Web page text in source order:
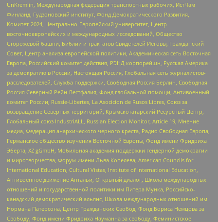
UnKremlin, Международная федерация транспортных рабочих, ИстЧам
Финланд, Гудзоновский институт, Фонд Демократического Развития,
Комитет-2024, Центрально-Европейский университет, Центр
восточноевропейских и международных исследований, Общество
Сторожевой башни, Библии и трактатов Свидетелей Иеговы, Гражданский
Совет, Центр анализа европейской политики, Академическая сеть Восточная
Европа, Российский комитет действия, РЭНД корпорейшн, Русская Америка
за демократию в России, Настоящая Россия, Глобальная сеть журналистов-
расследователей, Служба поддержки, Свободная Россия Берлин, Свободная
Россия Северный Рейн-Вестфалия, Фонд глобальной помощи, Антивоенный
комитет России, Russie-Libertes, La Asocicion de Rusos Libres, Союз за
возвращение Северных территорий, Крымскотатарский Ресурсный Центр,
Глобальный союз IndustriALL, Russian Election Monitor, Article 19, Мнение
медиа, Федерация анархического черного креста, Радио Свободная Европа,
Германское общество изучения Восточной Европы, Фонд имени Фридриха
Эберта, XZ gGmbH, Мобильная академия поддержки гендерной демократии
и миротворчества, Форум имени Льва Копелева, American Councils for
International Education, Cultural Vistas, Institute of International Education,
Антивоенное движение Антальи, Открытый диалог, Школа международных
отношений и государственной политики им Питера Мунка, Российско-
канадский демократический альянс, Школа международных отношений им
Нормана Патерсона, Центр Гражданских Свобод, Фонд Бориса Немцова за
Свободу, Фонд имени Фридриха Науманна за свободу, Феминистское